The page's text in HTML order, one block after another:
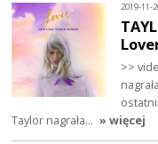
2019-11-
>>
Taylor nagrała… » więcej